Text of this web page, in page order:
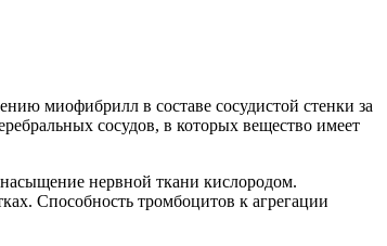
миофибрилл в составе сосудистой стенки за
сосудов, в которых вещество имеет
нервной ткани кислородом.
Способность тромбоцитов к агрегации